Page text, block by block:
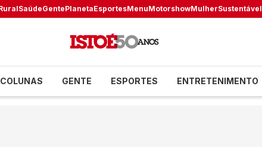
SaúdeGentePlanetaEsportesMenuMotorshowMulherSustentável
COLUNAS GENTE ESPORTES ENTRETENIMENTO